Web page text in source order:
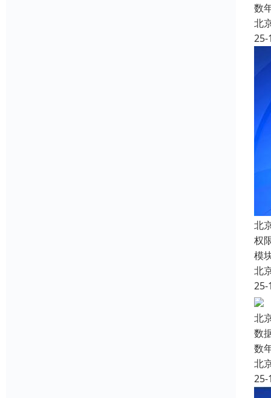
数
北
25-
北
权
模
北
25-
北
数
数
北
25-